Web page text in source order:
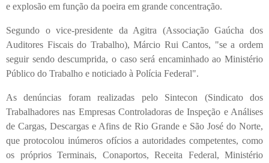
e explosão em função da poeira em grande concentração.
Segundo o vice-presidente da Agitra (Associação Gaúcha dos
Auditores Fiscais do Trabalho), Márcio Rui Cantos, "se a ordem
seguir sendo descumprida, o caso será encaminhado ao Ministério
Público do Trabalho e noticiado à Polícia Federal".
As denúncias foram realizadas pelo Sintecon (Sindicato dos
Trabalhadores nas Empresas Controladoras de Inspeção e Análises
de Cargas, Descargas e Afins de Rio Grande e São José do Norte,
que protocolou inúmeros ofícios a autoridades competentes, como
os próprios Terminais, Conaportos, Receita Federal, Ministério